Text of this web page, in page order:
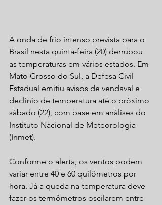
A onda de frio intenso prevista para o
Brasil nesta quinta-feira (20) derrubou
as temperaturas em vários estados. Em
Mato Grosso do Sul, a Defesa Civil
Estadual emitiu avisos de vendaval e
declínio de temperatura até o próximo
sábado (22), com base em análises do
Instituto Nacional de Meteorologia
(Inmet).
Conforme o alerta, os ventos podem
variar entre 40 e 60 quilômetros por
hora. Já a queda na temperatura deve
fazer os termômetros oscilarem entre